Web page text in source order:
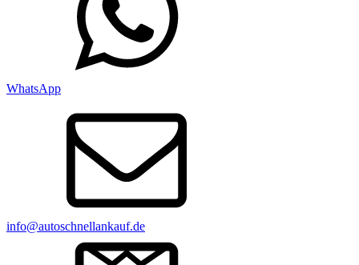
WhatsApp
info@autoschnellankauf.de